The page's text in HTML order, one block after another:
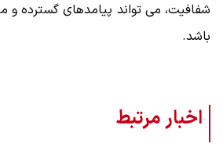
شفافیت، می تواند پیامدهای گسترده و
باشد.
اخبار مرتبط